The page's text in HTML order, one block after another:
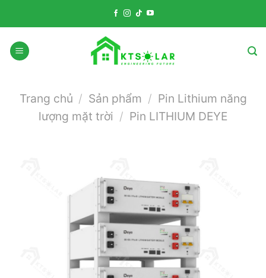
Trang chủ / Sản phẩm / Pin Lithium năng
lượng mặt trời / Pin LITHIUM DEYE